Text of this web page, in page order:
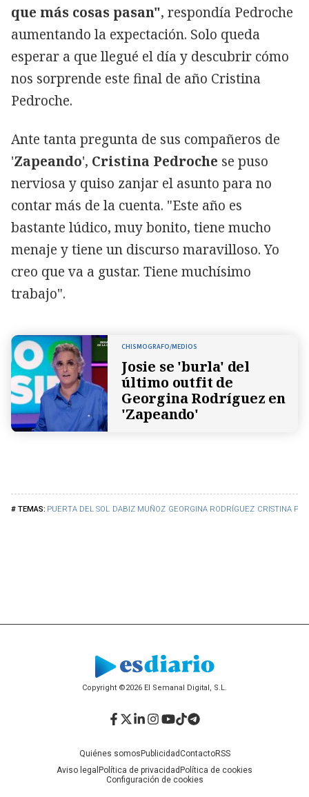
PUERTA DEL SOL DABIZ MUÑOZ GEORGINA RODRÍGUEZ CRISTINA
que más cosas pasan", respondía Pedroche
aumentando la expectación. Solo queda
esperar a que llegué el día y descubrir cómo
nos sorprende este final de año Cristina
Pedroche.
Ante tanta pregunta de sus compañeros de
'Zapeando', Cristina Pedroche se puso
nerviosa y quiso zanjar el asunto para no
contar más de la cuenta. "Este año es
bastante lúdico, muy bonito, tiene mucho
menaje y tiene un discurso maravilloso. Yo
creo que va a gustar. Tiene muchísimo
trabajo".
CHISMOGRAFO/MEDIOS
Josie se 'burla' del
último outfit de
Georgina Rodríguez en
'Zapeando'
Copyright ©2026 El Semanal Digital, S.L.
Quiénes somos PublicidadContactoRSS
Aviso legal Política de privacidad Política de cookies
Configuración de cookies
Facebook
Twitter
LinkedIn
Instagram
YouTube
TikTok
Telegram